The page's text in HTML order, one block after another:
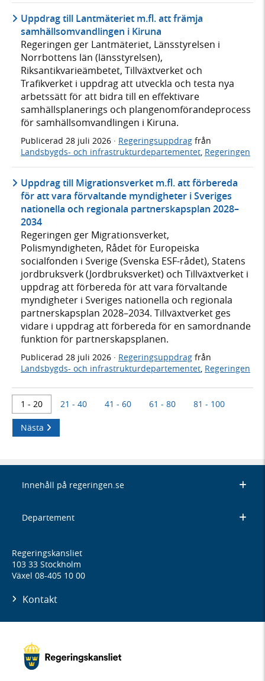
Uppdrag till Lantmäteriet m.fl. att främja
samhällsomvandlingen i Kiruna
Regeringen ger Lantmäteriet, Länsstyrelsen i
Norrbottens län (länsstyrelsen),
Riksantikvarieämbetet, Tillväxtverket och
Trafikverket i uppdrag att utveckla och testa nya
arbetssätt för att bidra till en effektivare
samhällsplanerings och plangenomförandeprocess
för samhällsomvandlingen i Kiruna.
Publicerad 28 juli 2026 · Regeringsuppdrag från
Landsbygds- och infrastrukturdepartementet, Regeringen
Uppdrag till Migrationsverket m.fl. att förbereda
för att vara förvaltande myndigheter i Sveriges
nationella och regionala partnerskapsplan 2028–
2034
Regeringen ger Migrationsverket,
Polismyndigheten, Rådet för Europeiska
socialfonden i Sverige (Svenska ESF-rådet), Statens
jordbruksverk (Jordbruksverket) och Tillväxtverket i
uppdrag att förbereda för att vara förvaltande
myndigheter i Sveriges nationella och regionala
partnerskapsplan 2028–2034. Tillväxtverket ges
vidare i uppdrag att förbereda för en samordnande
funktion för partnerskapsplanen.
Publicerad 28 juli 2026 · Regeringsuppdrag från
Landsbygds- och infrastrukturdepartementet, Regeringen
1 - 20 21 - 40 41 - 60 61 - 80 81 - 100
Nästa
Innehåll på regeringen.se
Departement
Regeringskansliet
103 33 Stockholm
Växel 08-405 10 00
Kontakt